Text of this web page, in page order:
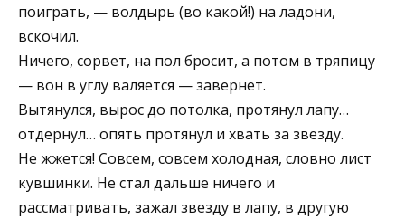
поиграть, — волдырь (во какой!) на ладони,
вскочил.
Ничего, сорвет, на пол бросит, а потом в тряпицу
— вон в углу валяется — завернет.
Вытянулся, вырос до потолка, протянул лапу…
отдернул… опять протянул и хвать за звезду.
Не жжется! Совсем, совсем холодная, словно лист
кувшинки. Не стал дальше ничего и
рассматривать, зажал звезду в лапу, в другую